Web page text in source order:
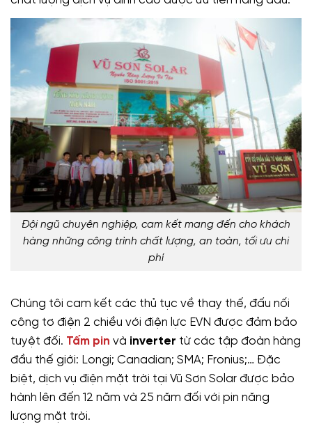
Đội ngũ chuyên nghiệp, cam kết mang đến cho khách
hàng những công trình chất lượng, an toàn, tối ưu chi
phí
Chúng tôi cam kết các thủ tục về thay thế, đấu nối
công tơ điện 2 chiều với điện lực EVN được đảm bảo
tuyệt đối. Tấm pin và inverter từ các tập đoàn hàng
đầu thế giới: Longi; Canadian; SMA; Fronius;… Đặc
biệt, dịch vụ điện mặt trời tại Vũ Sơn Solar được bảo
hành lên đến 12 năm và 25 năm đối với pin năng
lượng mặt trời.